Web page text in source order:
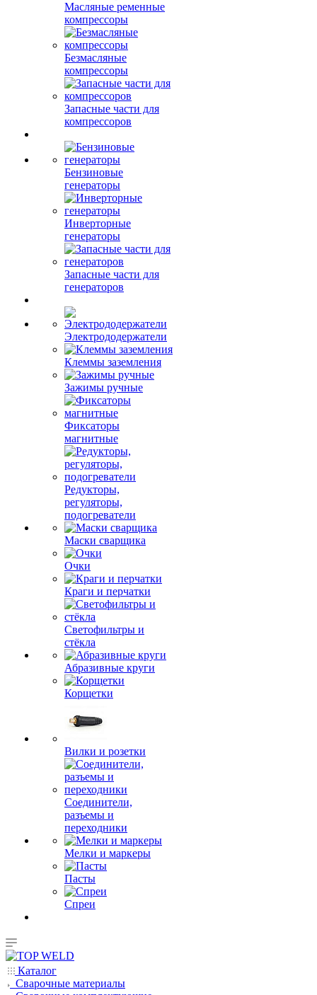
Масляные ременные
компрессоры
Безмасляные
компрессоры
Запасные части для
компрессоров
Бензиновые
генераторы
Инверторные
генераторы
Запасные части для
генераторов
Электрододержатели
Клеммы заземления
Зажимы ручные
Фиксаторы
магнитные
Редукторы,
регуляторы,
подогреватели
Маски сварщика
Очки
Краги и перчатки
Светофильтры и
стёкла
Абразивные круги
Корщетки
Вилки и розетки
Соединители,
разъемы и
переходники
Мелки и маркеры
Пасты
Спреи
Каталог
Сварочные материалы